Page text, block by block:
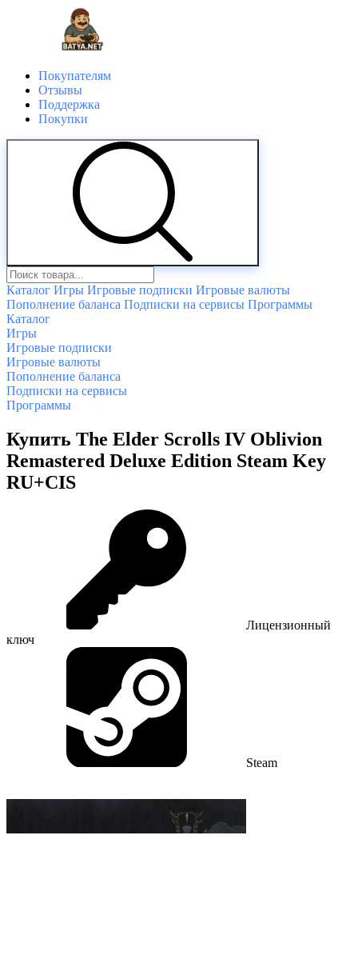
Покупателям
Отзывы
Поддержка
Покупки
Каталог Игры Игровые подписки Игровые валюты
Пополнение баланса Подписки на сервисы Программы
Каталог
Игры
Игровые подписки
Игровые валюты
Пополнение баланса
Подписки на сервисы
Программы
Купить The Elder Scrolls IV Oblivion
Remastered Deluxe Edition Steam Key
RU+CIS
Лицензионный
ключ
Steam